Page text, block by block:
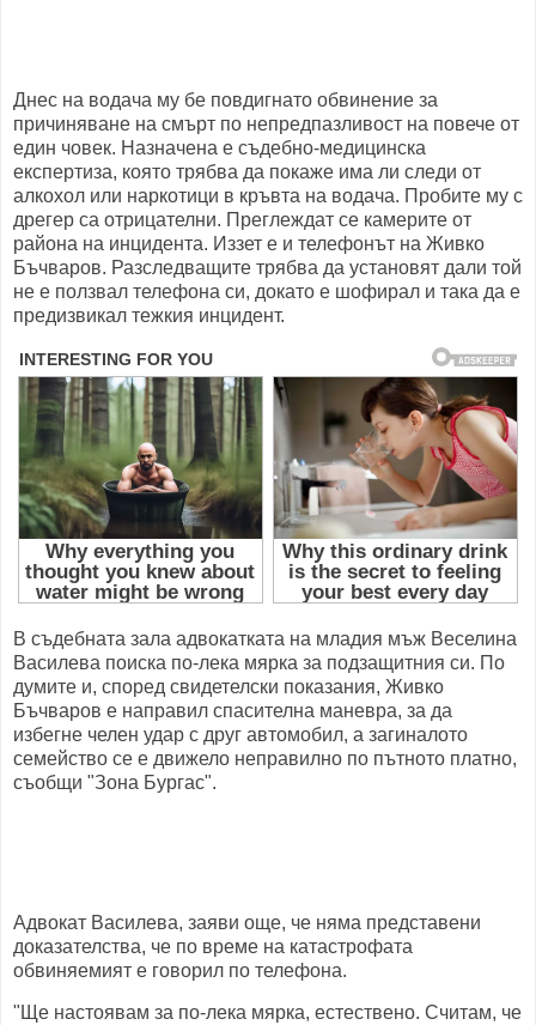
Днес на водача му бе повдигнато обвинение за
причиняване на смърт по непредпазливост на повече от
един човек. Назначена е съдебно-медицинска
експертиза, която трябва да покаже има ли следи от
алкохол или наркотици в кръвта на водача. Пробите му с
дрегер са отрицателни. Преглеждат се камерите от
района на инцидента. Иззет е и телефонът на Живко
Бъчваров. Разследващите трябва да установят дали той
не е ползвал телефона си, докато е шофирал и така да е
предизвикал тежкия инцидент.
В съдебната зала адвокатката на младия мъж Веселина
Василева поиска по-лека мярка за подзащитния си. По
думите и, според свидетелски показания, Живко
Бъчваров е направил спасителна маневра, за да
избегне челен удар с друг автомобил, а загиналото
семейство се е движело неправилно по пътното платно,
съобщи "Зона Бургас".
Адвокат Василева, заяви още, че няма представени
доказателства, че по време на катастрофата
обвиняемият е говорил по телефона.
"Ще настоявам за по-лека мярка, естествено. Считам, че